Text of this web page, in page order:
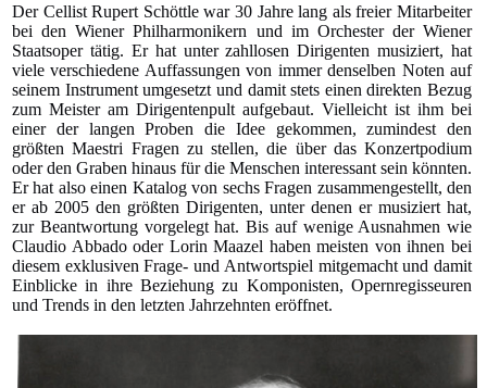
Der Cellist Rupert Schöttle war 30 Jahre lang als freier Mitarbeiter
bei den Wiener Philharmonikern und im Orchester der Wiener
Staatsoper tätig. Er hat unter zahllosen Dirigenten musiziert, hat
viele verschiedene Auffassungen von immer denselben Noten auf
seinem Instrument umgesetzt und damit stets einen direkten Bezug
zum Meister am Dirigentenpult aufgebaut. Vielleicht ist ihm bei
einer der langen Proben die Idee gekommen, zumindest den
größten Maestri Fragen zu stellen, die über das Konzertpodium
oder den Graben hinaus für die Menschen interessant sein könnten.
Er hat also einen Katalog von sechs Fragen zusammengestellt, den
er ab 2005 den größten Dirigenten, unter denen er musiziert hat,
zur Beantwortung vorgelegt hat. Bis auf wenige Ausnahmen wie
Claudio Abbado oder Lorin Maazel haben meisten von ihnen bei
diesem exklusiven Frage- und Antwortspiel mitgemacht und damit
Einblicke in ihre Beziehung zu Komponisten, Opernregisseuren
und Trends in den letzten Jahrzehnten eröffnet.